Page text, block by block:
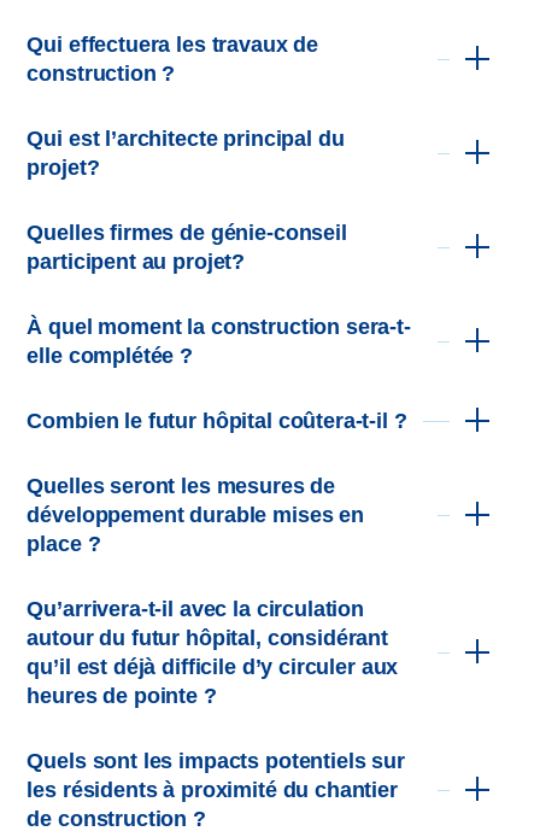
critiques, bloc opératoire, imagerie médicale,
unités de soins de médecine et chirurgie,
Il aura une hauteur de 62 mètres par
rapport au niveau du sol.
Qui effectuera les travaux de
construction ?
Pomerleau
Qui est l’architecte principal du
projet?
Quelles firmes de génie-conseil
participent au projet?
BPA (mécanique-électrique);
Provencher_Roy et BBBL (architecture).
À quel moment la construction sera-t-
elle complétée ?
Combien le futur hôpital coûtera-t-il ?
Quelles seront les mesures de
développement durable mises en
place ?
Qu’arrivera-t-il avec la circulation
autour du futur hôpital, considérant
qu’il est déjà difficile d’y circuler aux
heures de pointe ?
Quels sont les impacts potentiels sur
les résidents à proximité du chantier
de construction ?